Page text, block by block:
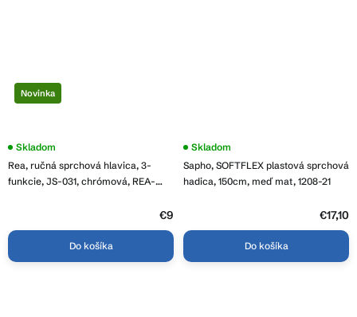
Novinka
Rea, ručná sprchová hlavica, 3-
funkcie, JS-031, chrómová, REA-
Skladom
€9
Do košíka
Sapho, SOFTFLEX plastová sprchová
hadica, 150cm, meď mat, 1208-21
Skladom
€17,10
Do košíka